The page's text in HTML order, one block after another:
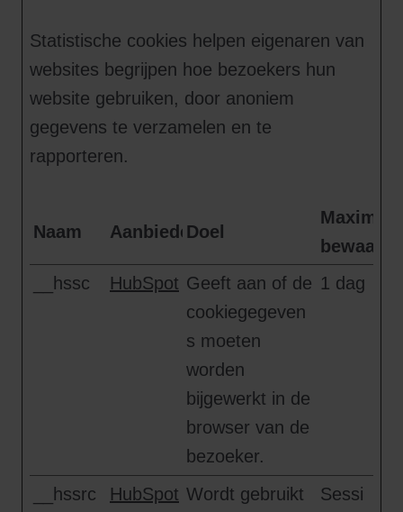
Statistische cookies helpen eigenaren van
websites begrijpen hoe bezoekers hun
website gebruiken, door anoniem
gegevens te verzamelen en te
rapporteren.
Naam AanbiederDoel
Maximale
__hssc
HubSpot Geeft aan of de
cookiegegeven
s moeten
worden
bijgewerkt in de
browser van de
bezoeker.
1 dag
__hssrc HubSpot Wordt gebruikt
Sessi